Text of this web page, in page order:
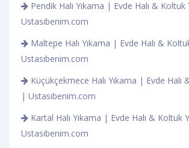
Pendik Halı Yıkama | Evde Halı & Koltuk
Ustasıbenim.com
Maltepe Halı Yıkama | Evde Halı &
Ustasıbenim.com
Küçükçekmece Halı Yıkama | Evde Halı
| Ustasıbenim.com
Kartal Halı Yıkama | Evde Halı & Koltuk
Ustasıbenim.com